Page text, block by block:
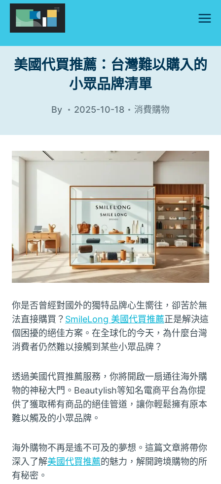
Skip
content
美國代買推薦：台灣難以購入的
小眾品牌清單
By 2025-10-18 消費購物
你是否曾經對國外的獨特品牌心生嚮往，卻苦於無
法直接購買？ SmileLong 美國代買推薦正是解決這
個困擾的絕佳方案。在全球化的今天，為什麼台灣
消費者仍然難以接觸到某些小眾品牌？
透過美國代買推薦服務，你將開啟一扇通往海外購
物的神秘大門。Beautylish等知名電商平台為你提
供了獲取稀有商品的絕佳管道，讓你輕鬆擁有原本
難以觸及的小眾品牌。
海外購物不再是遙不可及的夢想。這篇文章將帶你
深入了解美國代買推薦的魅力，解開跨境購物的所
有秘密。